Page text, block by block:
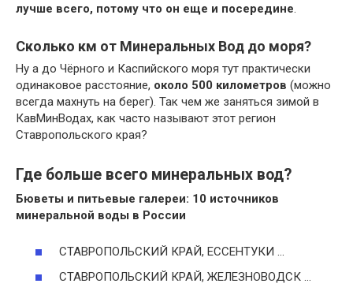
лучше всего, потому что он еще и посередине.
Сколько км от Минеральных Вод до моря?
Ну а до Чёрного и Каспийского моря тут практически
одинаковое расстояние, около 500 километров (можно
всегда махнуть на берег). Так чем же заняться зимой в
КавМинВодах, как часто называют этот регион
Ставропольского края?
Где больше всего минеральных вод?
Бюветы и питьевые галереи: 10 источников
минеральной воды в России
СТАВРОПОЛЬСКИЙ КРАЙ, ЕССЕНТУКИ …
СТАВРОПОЛЬСКИЙ КРАЙ, ЖЕЛЕЗНОВОДСК …